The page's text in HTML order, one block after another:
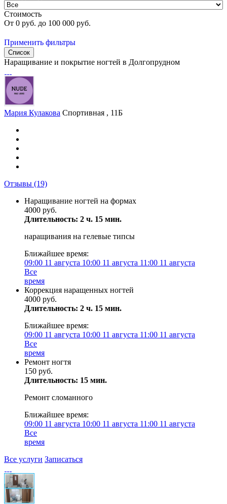
Стоимость
От 0 руб. до 100 000 руб.
Применить фильтры
Список
Наращивание и покрытие ногтей в Долгопрудном
Мария Кулакова Спортивная , 11Б
Отзывы (19)
Наращивание ногтей на формах
4000 руб.
Длительность: 2 ч. 15 мин.
наращивания на гелевые типсы
Ближайшее время:
09:00 11 августа 10:00 11 августа 11:00 11 августа
Все
время
Коррекция наращенных ногтей
4000 руб.
Длительность: 2 ч. 15 мин.
Ближайшее время:
09:00 11 августа 10:00 11 августа 11:00 11 августа
Все
время
Ремонт ногтя
150 руб.
Длительность: 15 мин.
Ремонт сломанного
Ближайшее время:
09:00 11 августа 10:00 11 августа 11:00 11 августа
Все
время
Все услуги Записаться